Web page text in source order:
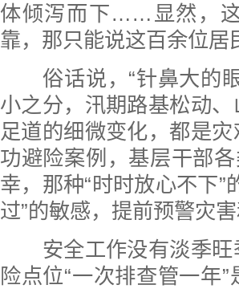
体倾泻而下……显然，
靠，那只能说这百余位
俗话说，“针鼻大的眼
小之分，汛期路基松动
足道的细微变化，都是
功避险案例，基层干部
幸，那种“时时放心不下
过”的敏感，提前预警灾
安全工作没有淡季旺
险点位“一次排查管一年